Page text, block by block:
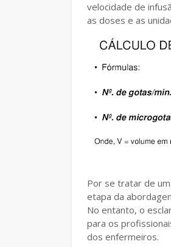
velocidade de
as doses e as
Por se tratar de
etapa da
No entanto, o
para os
dos enfermeiros.